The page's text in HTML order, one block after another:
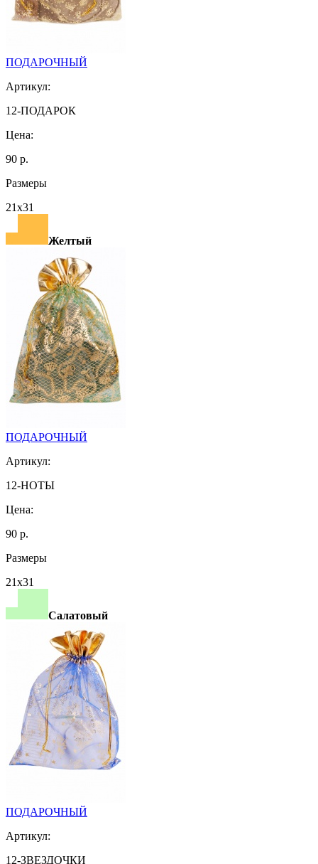
ПОДАРОЧНЫЙ
Артикул:
12-ПОДАРОК
Цена:
90 р.
Размеры
21х31
Желтый
ПОДАРОЧНЫЙ
Артикул:
12-НОТЫ
Цена:
90 р.
Размеры
21х31
Салатовый
ПОДАРОЧНЫЙ
Артикул:
12-ЗВЕЗДОЧКИ